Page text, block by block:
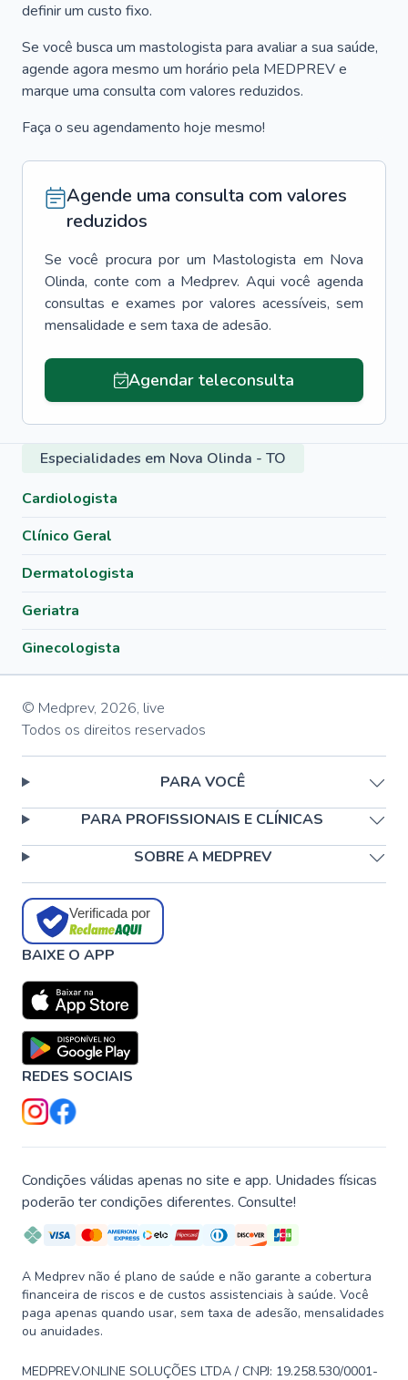
definir um custo fixo.
Se você busca um mastologista para avaliar a sua saúde,
agende agora mesmo um horário pela MEDPREV e
marque uma consulta com valores reduzidos.
Faça o seu agendamento hoje mesmo!
Agende uma consulta com valores
reduzidos
Se você procura por um Mastologista em Nova
Olinda, conte com a Medprev. Aqui você agenda
consultas e exames por valores acessíveis, sem
mensalidade e sem taxa de adesão.
Agendar teleconsulta
Especialidades em Nova Olinda - TO
Cardiologista
Clínico Geral
Dermatologista
Geriatra
Ginecologista
© Medprev, 2026, live
Todos os direitos reservados
PARA VOCÊ
PARA PROFISSIONAIS E CLÍNICAS
SOBRE A MEDPREV
Verificada por
BAIXE O APP
REDES SOCIAIS
Condições válidas apenas no site e app. Unidades físicas
poderão ter condições diferentes. Consulte!
A Medprev não é plano de saúde e não garante a cobertura
financeira de riscos e de custos assistenciais à saúde. Você
paga apenas quando usar, sem taxa de adesão, mensalidades
ou anuidades.
MEDPREV.ONLINE SOLUÇÕES LTDA / CNPJ: 19.258.530/0001-